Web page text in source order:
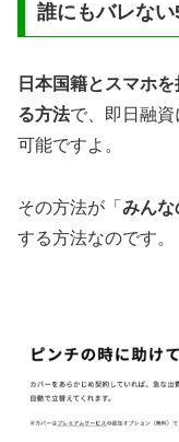
誰にもバレな
日本国籍とスマホ
る方法で、即日融
可能ですよ。
その方法が「 みんな
する方法なのです。